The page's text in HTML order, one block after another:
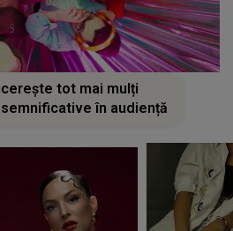
tot mai mulți
în audiență